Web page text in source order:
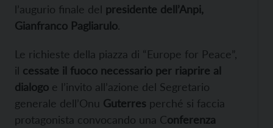
l’augurio finale del presidente dell’Anpi,
Gianfranco Pagliarulo.
Le richieste della piazza di “Europe for Peace”,
il cessate il fuoco necessario per riaprire al
dialogo e l’invito all’azione del Segretario
generale dell’Onu Guterres perché si faccia
protagonista convocando una Conferenza